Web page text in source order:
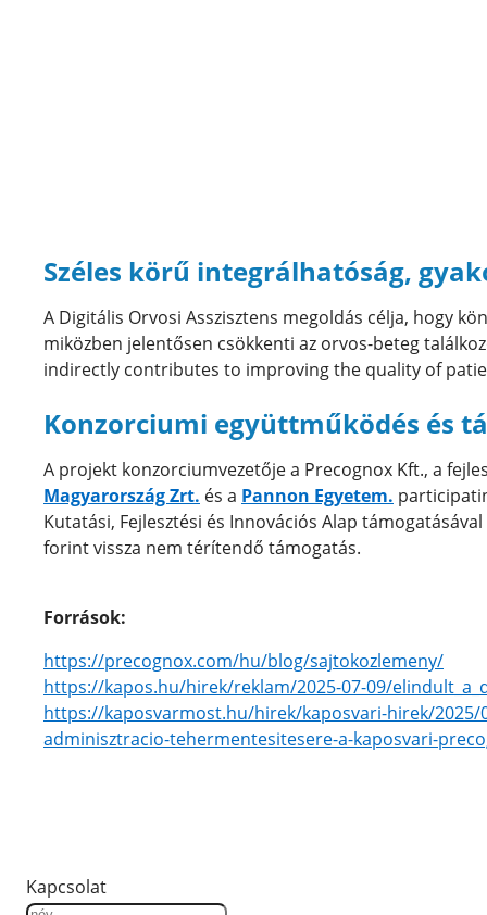
Széles körű integrálhatóság,
A Digitális Orvosi Asszisztens megoldás célja, hogy
miközben jelentősen csökkenti az orvos-beteg
indirectly contributes to improving the quality of
Konzorciumi együttműködés és
A projekt konzorciumvezetője a Precognox Kft., a
Magyarország Zrt. és a Pannon Egyetem.
Kutatási, Fejlesztési és Innovációs Alap
forint vissza nem térítendő támogatás.
Források:
https://precognox.com/hu/blog/sajtokozlemeny/
https://kapos.hu/hirek/reklam/2025-07-09/
https://kaposvarmost.hu/hirek/kaposvari-hirek/2025/
adminisztracio-tehermentesitesere-a-kaposvari-
Kapcsolat